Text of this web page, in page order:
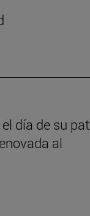
día de su
al